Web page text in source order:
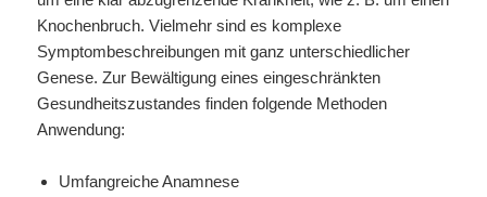
Knochenbruch. Vielmehr sind es komplexe
Symptombeschreibungen mit ganz unterschiedlicher
Genese. Zur Bewältigung eines eingeschränkten
Gesundheitszustandes finden folgende Methoden
Anwendung:
Umfangreiche Anamnese